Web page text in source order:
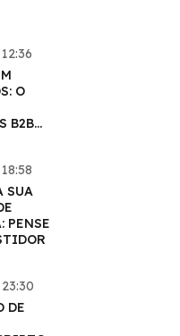
O
B2B
SUA
PENSE
DE